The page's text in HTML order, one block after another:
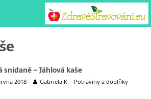
snídaně – Jáhlová kaše
2018 Gabriela K Potraviny a doplňky